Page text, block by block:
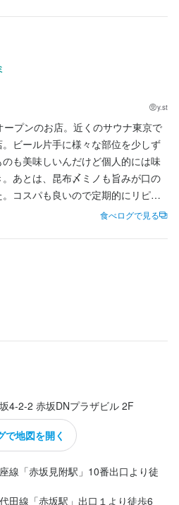
y.st
プンのお店。近くのサウナ東京で
ビール片手に様々な部位を少しず
も美味しいんだけど個人的には味
あとは、昆布〆ミノも旨みが口の
コスパも良いので定期的にリピー
食べログで見る
4-2-2 赤坂DNプラザビル 2F
で地図を開く
線「赤坂見附駅」10番出口より徒
田線「赤坂駅」出口１より徒歩6